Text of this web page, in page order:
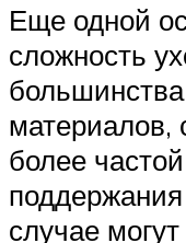
Еще одной
сложность
материалов,
более
случае